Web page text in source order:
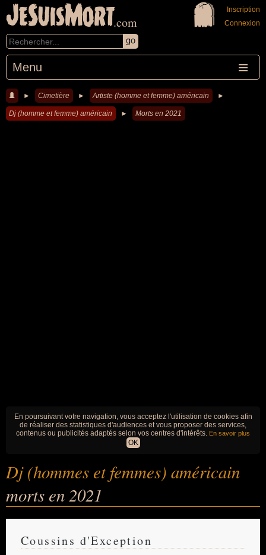
JeSuisMort.com
Menu
Inscription
Connexion
► Cimetière ► Artiste (homme et femme) américain ►
Dj (homme et femme) américain ► Morts en 2021
En poursuivant votre navigation, vous acceptez l'utilisation de cookies afin
de réaliser des statistiques d'audiences et vous proposer des services,
contenus ou publicités adaptés selon vos centres d'intérêts. En savoir plus
OK
Dj (hommes et femmes) américain
morts en 2021
Coussins d'Exception